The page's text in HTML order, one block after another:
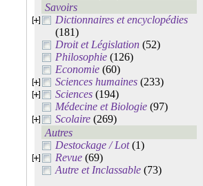
Savoirs
Dictionnaires et encyclopédies
(181)
Droit et Législation (52)
Philosophie (126)
Economie (60)
Sciences humaines (233)
Sciences (194)
Médecine et Biologie (97)
Scolaire (269)
Autres
Destockage / Lot(1)
Revue (69)
Autre et Inclassable (73)